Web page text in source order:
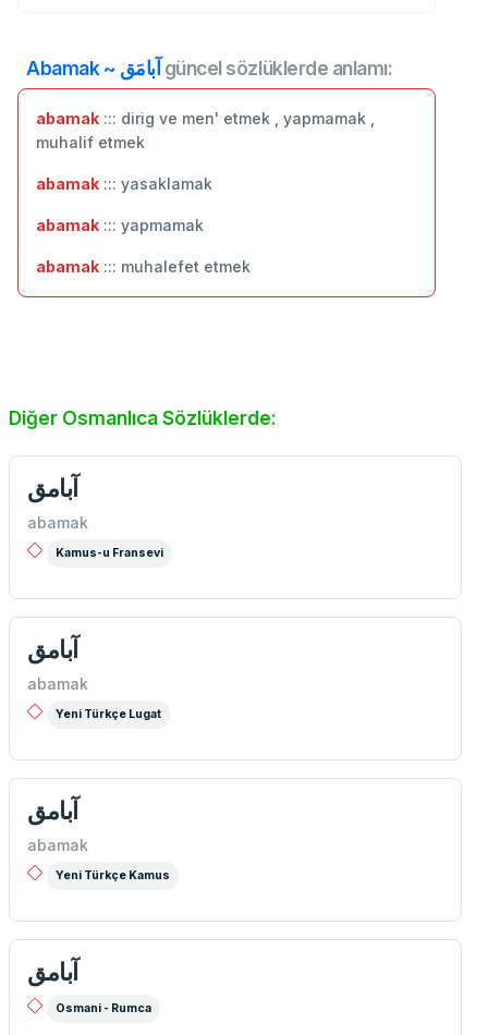
Abamak ~ آبامَق güncel sözlüklerde anlamı:
abamak ::: dirig ve men' etmek , yapmamak ,
muhalif etmek
abamak ::: yasaklamak
abamak ::: yapmamak
abamak ::: muhalefet etmek
Diğer Osmanlıca Sözlüklerde:
آبامق
abamak
Kamus-u Fransevi
آبامق
abamak
Yeni Türkçe Lugat
آبامق
abamak
Yeni Türkçe Kamus
آبامق
Osmani - Rumca